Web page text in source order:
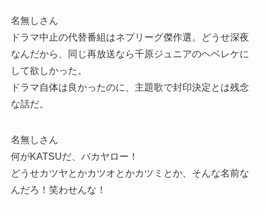
名無しさん
ドラマ中止の代替番組はネプリーグ傑作選。どうせ深夜
なんだから、同じ再放送なら千原ジュニアのヘベレケに
して欲しかった。
ドラマ自体は良かったのに、主題歌で封印決定とは残念
な話だ。
名無しさん
何がKATSUだ、バカヤロー！
どうせカツヤとかカツオとかカツミとか、そんな名前な
んだろ！笑わせんな！